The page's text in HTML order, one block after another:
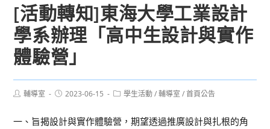
[活動轉知]東海大學工業設計
學系辦理「高中生設計與實作
體驗營」
Post輔導室
Post2023-06-15
Post學生活動 / 輔導室 / 首頁公告
一、旨揭設計與實作體驗營，期望透過推廣設計與扎根的角